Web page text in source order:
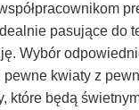
pasujące do
Wybór
kwiaty z
które będą